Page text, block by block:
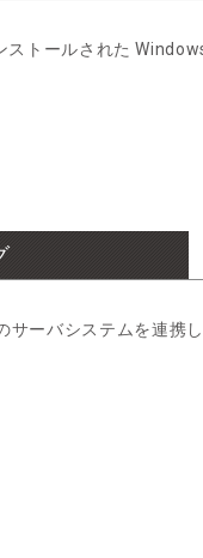
トールされた
ーバシステムを連携